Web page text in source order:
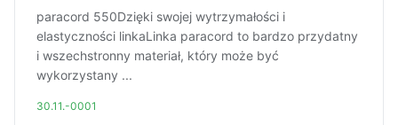
paracord 550Dzięki swojej wytrzymałości i
elastyczności linkaLinka paracord to bardzo przydatny
i wszechstronny materiał, który może być
wykorzystany ...
30.11.-0001